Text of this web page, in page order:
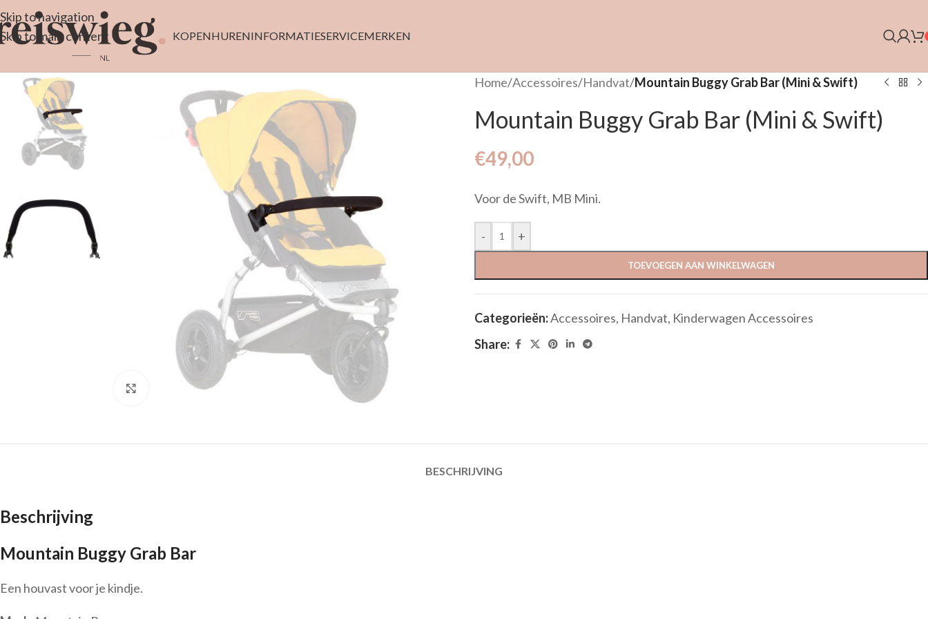
Skip to navigation
Skip to main content
KOPENHURENINFORMATIESERVICEMERKEN
Click to enlarge
Home/Accessoires/Handvat/Mountain Buggy Grab Bar (Mini & Swift)
Mountain Buggy Grab Bar (Mini & Swift)
€49,00
Voor de Swift, MB Mini.
- +
TOEVOEGEN AAN WINKELWAGEN
Categorieën:Accessoires, Handvat, Kinderwagen Accessoires
Share:
BESCHRIJVING
Beschrijving
Mountain Buggy Grab Bar
Een houvast voor je kindje.